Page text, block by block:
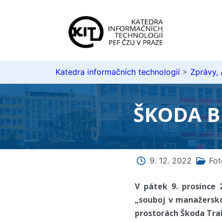
Katedra informačních technologií > Zprávy,
ŠKODA
9. 12. 2022
V pátek 9. prosince
„souboj v
prostorách Škoda